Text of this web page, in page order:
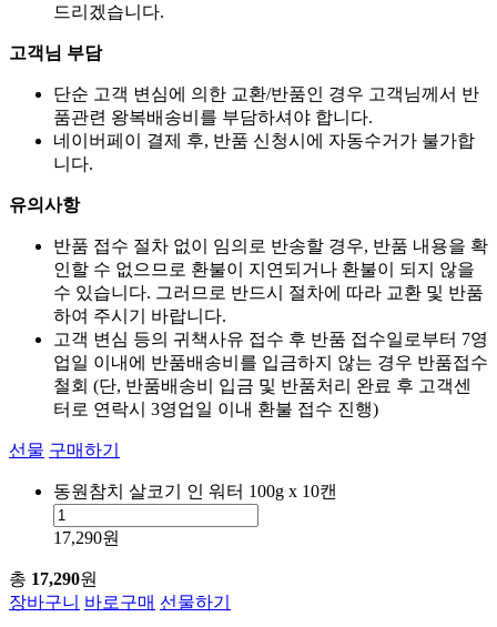
드리겠습니다.
고객님 부담
단순 고객 변심에 의한 교환/반품인 경우 고객님께서 반
품관련 왕복배송비를 부담하셔야 합니다.
네이버페이 결제 후, 반품 신청시에 자동수거가 불가합
니다.
유의사항
반품 접수 절차 없이 임의로 반송할 경우, 반품 내용을 확
인할 수 없으므로 환불이 지연되거나 환불이 되지 않을
수 있습니다. 그러므로 반드시 절차에 따라 교환 및 반품
하여 주시기 바랍니다.
고객 변심 등의 귀책사유 접수 후 반품 접수일로부터 7영
업일 이내에 반품배송비를 입금하지 않는 경우 반품접수
철회 (단, 반품배송비 입금 및 반품처리 완료 후 고객센
터로 연락시 3영업일 이내 환불 접수 진행)
선물 구매하기
동원참치 살코기 인 워터 100g x 10캔
17,290원
총 17,290원
장바구니 바로구매 선물하기